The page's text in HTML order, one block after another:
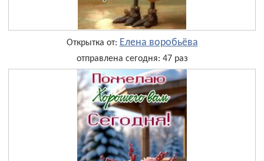
Открытка от: Елена воробьёва
отправлена сегодня: 47 раз